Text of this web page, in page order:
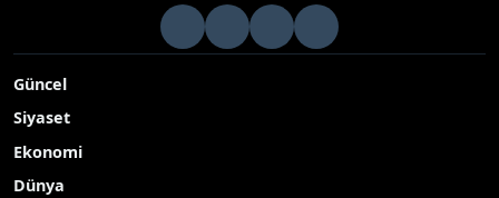
Güncel
Siyaset
Ekonomi
Dünya